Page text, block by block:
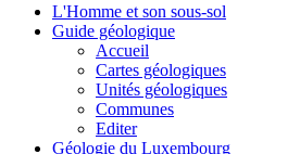
L'Homme et son sous-sol
Guide géologique
Accueil
Cartes géologiques
Unités géologiques
Communes
Editer
Géologie du Luxembourg